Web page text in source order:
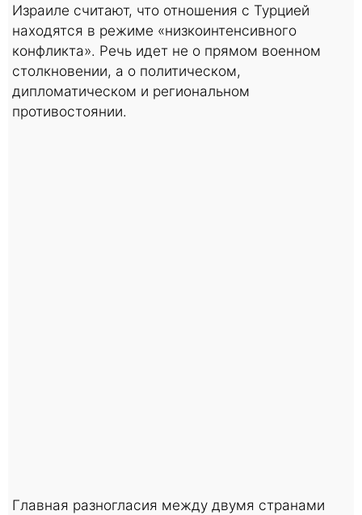
Израиле считают, что отношения с Турцией
находятся в режиме «низкоинтенсивного
конфликта». Речь идет не о прямом военном
столкновении, а о политическом,
дипломатическом и региональном
противостоянии.
Главная разногласия между двумя странами